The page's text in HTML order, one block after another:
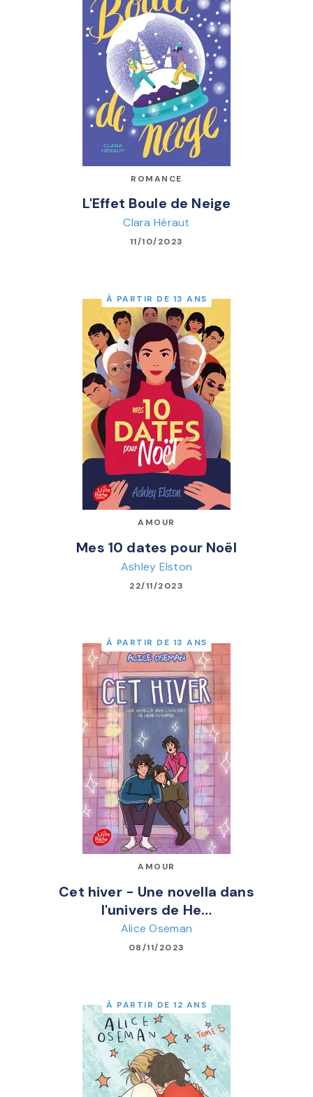
ROMANCE
L'Effet Boule de Neige
Clara Héraut
11/10/2023
À PARTIR DE 13 ANS
AMOUR
Mes 10 dates pour Noël
Ashley Elston
22/11/2023
À PARTIR DE 13 ANS
AMOUR
Cet hiver - Une novella dans
l'univers de He…
Alice Oseman
08/11/2023
À PARTIR DE 12 ANS